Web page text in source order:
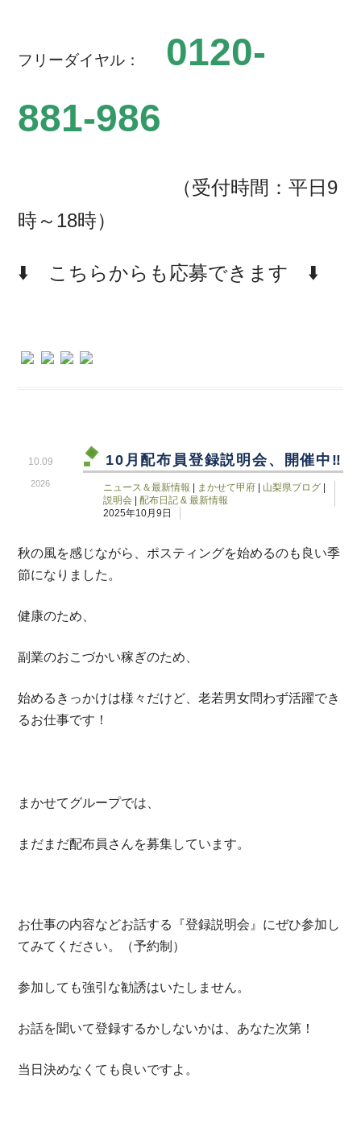
フリーダイヤル：
0120-
881-986
（受付時間：平日9
時～18時）
⬇️ こちらからも応募できます ⬇️
10月配布員登録説明会、開催中‼
ニュース＆最新情報 まかせて甲府 山梨県ブログ
説明会
配布日記 & 最新情報
2025年10月9日
2026
10.09
秋の風を感じながら、ポスティングを始めるのも良い季
節になりました。
健康のため、
副業のおこづかい稼ぎのため、
始めるきっかけは様々だけど、老若男女問わず活躍でき
るお仕事です！
まかせてグループでは、
まだまだ配布員さんを募集しています。
お仕事の内容などお話する『登録説明会』にぜひ参加し
てみてください。（予約制）
参加しても強引な勧誘はいたしません。
お話を聞いて登録するかしないかは、あなた次第！
当日決めなくても良いですよ。